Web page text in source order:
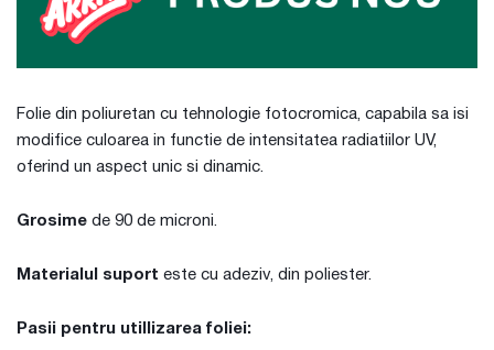
Folie din poliuretan cu tehnologie fotocromica, capabila sa isi
modifice culoarea in functie de intensitatea radiatiilor UV,
oferind un aspect unic si dinamic.
Grosime de 90 de microni.
Materialul suport este cu adeziv, din poliester.
Pasii pentru utillizarea foliei: